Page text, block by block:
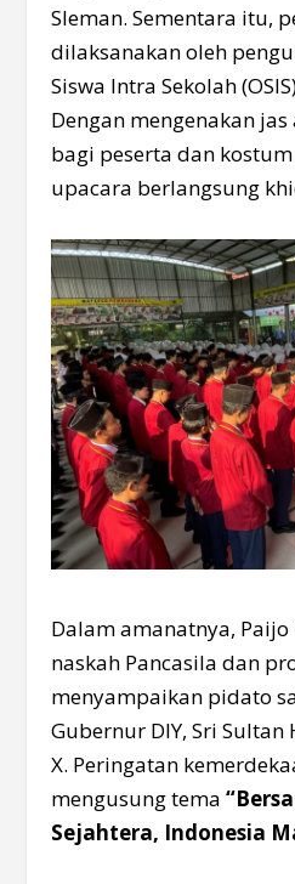
Sleman. Sementara itu,
dilaksanakan oleh
Siswa Intra Sekolah
Dengan mengenakan
bagi peserta dan
upacara berlangsung
Dalam amanatnya,
naskah Pancasila dan
menyampaikan pidato
Gubernur DIY, Sri
X. Peringatan
mengusung tema
Sejahtera, Indonesia